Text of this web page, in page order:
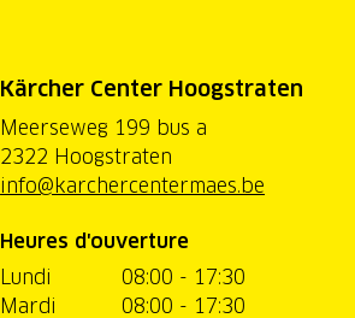
Kärcher Center Hoogstraten
Meerseweg 199 bus a
2322 Hoogstraten
info@karchercentermaes.be
Heures d'ouverture
Lundi
08:00 - 17:30
Mardi
08:00 - 17:30